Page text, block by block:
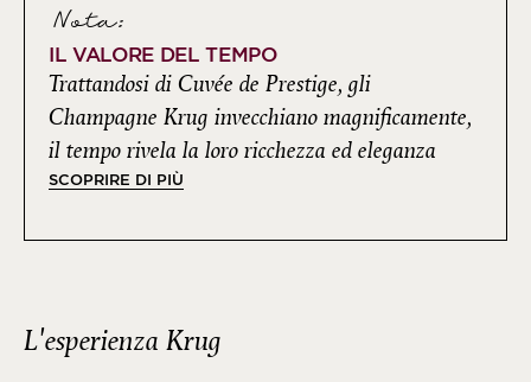
Nota:
IL VALORE DEL TEMPO
Trattandosi di Cuvée de Prestige, gli
Champagne Krug invecchiano magnificamente,
il tempo rivela la loro ricchezza ed eleganza
SCOPRIRE DI PIÙ
L'esperienza Krug